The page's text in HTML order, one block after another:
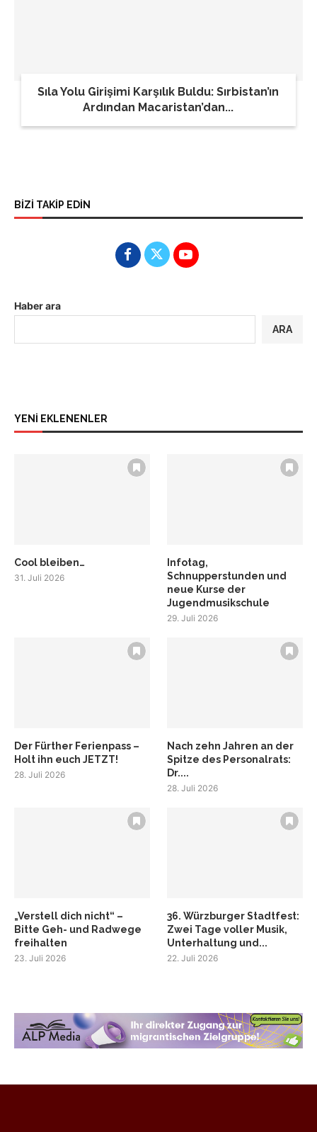
Sıla Yolu Girişimi Karşılık Buldu: Sırbistan’ın
Ardından Macaristan’dan...
BİZİ TAKİP EDİN
Haber ara
ARA
YENİ EKLENENLER
Cool bleiben…
31. Juli 2026
Infotag,
Schnupperstunden und
neue Kurse der
Jugendmusikschule
29. Juli 2026
Der Fürther Ferienpass –
Holt ihn euch JETZT!
28. Juli 2026
Nach zehn Jahren an der
Spitze des Personalrats:
Dr....
28. Juli 2026
„Verstell dich nicht“ –
Bitte Geh- und Radwege
freihalten
23. Juli 2026
36. Würzburger Stadtfest:
Zwei Tage voller Musik,
Unterhaltung und...
22. Juli 2026